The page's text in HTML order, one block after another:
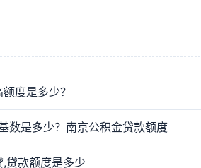
度是多少？
数是多少？南京公积金贷款额度
贷款额度是多少